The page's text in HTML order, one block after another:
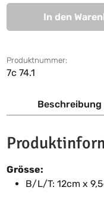
In den
Produktnummer:
7c 74.1
Beschreibung
Grösse:
B/L/T: 12cm x